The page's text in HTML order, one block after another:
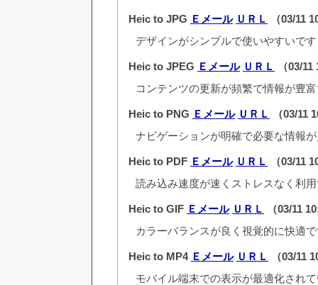
Heic to JPG Ｅメール ＵＲＬ
（03/11
デザインがシンプルで使いやすいです
Heic to JPEG Ｅメール ＵＲＬ
（03/
コンテンツの更新が頻繁で情報が豊
Heic to PNG Ｅメール ＵＲＬ
（03/11
ナビゲーションが明確で必要な情報
Heic to PDF Ｅメール ＵＲＬ
（03/11
読み込み速度が速くストレスなく利
Heic to GIF Ｅメール ＵＲＬ
（03/11
カラーバランスが良く視覚的に快適
Heic to MP4 Ｅメール ＵＲＬ
（03/11
モバイル端末での表示が最適化され